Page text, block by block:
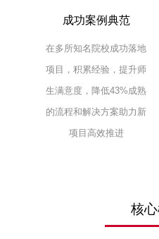
成功案例典范
在多所知名院校成功落地
项目，积累经验，提升师
生满意度，降低43%成熟
的流程和解决方案助力新
项目高效推进
核